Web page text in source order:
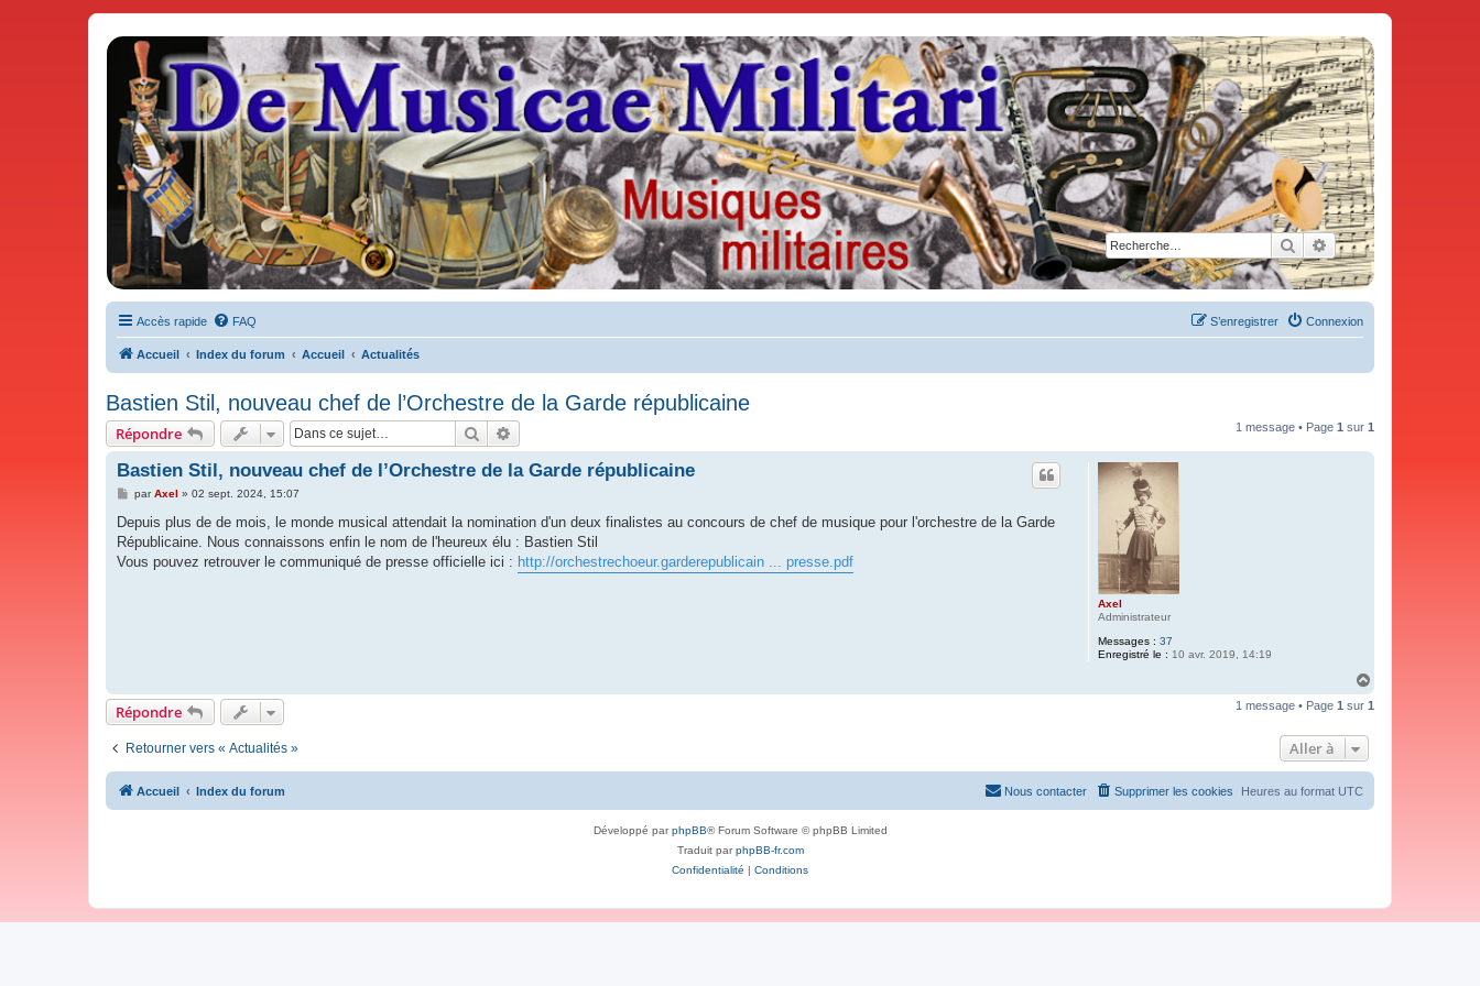
Rechercher
Recherche avancée
De Musicae Militari - Forums
Forums de discussions
Accès rapide FAQ Connexion
S’enregistrer
Accueil Index du forum Accueil Actualités
Bastien Stil, nouveau chef de l’Orchestre de la Garde républicaine
Répondre Rechercher 1 message • Page 1 sur 1
Axel
Administrateur
Messages : 37
Enregistré le : 10 avr. 2019, 14:19
Bastien Stil, nouveau chef de l’Orchestre de la Garde républicaine
M
s
s
a
g
parAxel » 02 sept. 2024, 15:07
Depuis plus de de mois, le monde musical attendait la nomination d'un deux finalistes au concours de chef de musique pour l'orchestre de la Garde
Républicaine. Nous connaissons enfin le nom de l'heureux élu : Bastien Stil
Vous pouvez retrouver le communiqué de presse officielle ici : http://orchestrechoeur.garderepublicain ... presse.pdf
u
Répondre 1 message • Page 1 sur 1
Retourner vers « Actualités » Aller à
Accueil Index du forum Heures au format UTC
Supprimer les cookies
Nous contacter
Développé parphpBB® Forum Software © phpBB Limited
Traduit parphpBB-fr.com
Confidentialité | Conditions